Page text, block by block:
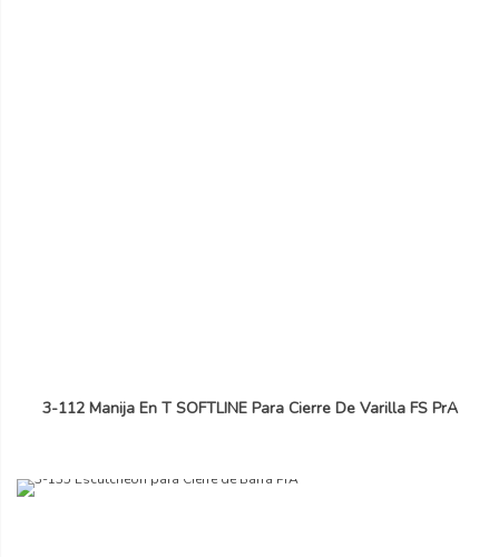
3-112 Manija En T SOFTLINE Para Cierre De Varilla FS PrA